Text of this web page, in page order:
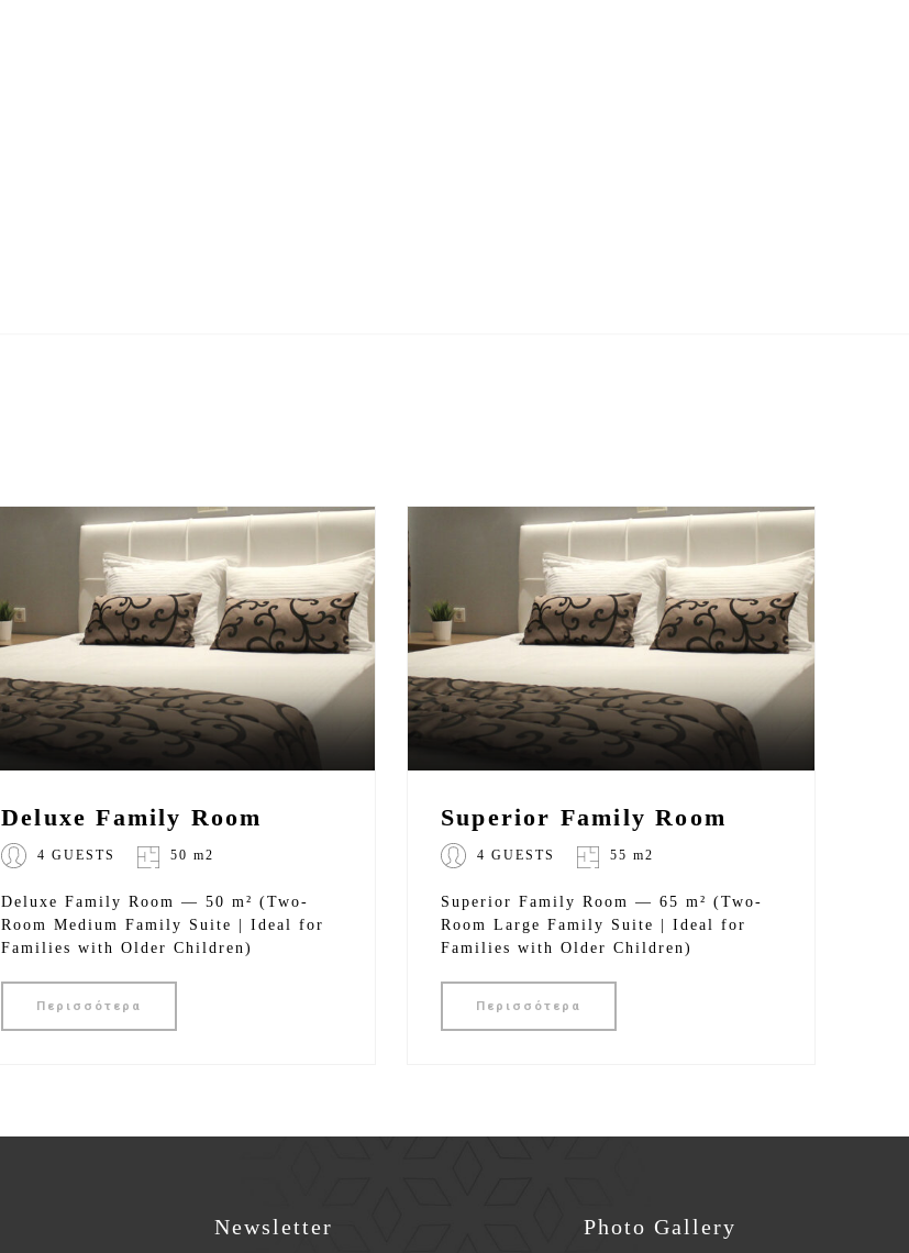
Deluxe Family Room
4 GUESTS 50 m2
Deluxe Family Room — 50 m² (Two-
Room Medium Family Suite | Ideal for
Families with Older Children)
Περισσότερα
Superior Family Room
4 GUESTS 55 m2
Superior Family Room — 65 m² (Two-
Room Large Family Suite | Ideal for
Families with Older Children)
Περισσότερα
Newsletter Photo Gallery